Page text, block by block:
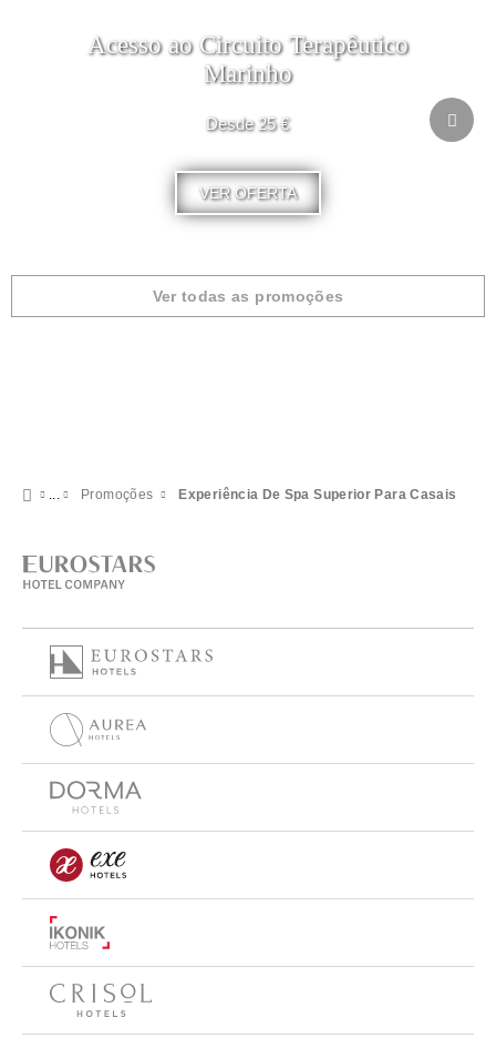
Acesso ao Circuito Terapêutico
Marinho
Desde 25 €
VER OFERTA
Ver todas as promoções
Promoções Experiência De Spa Superior Para Casais